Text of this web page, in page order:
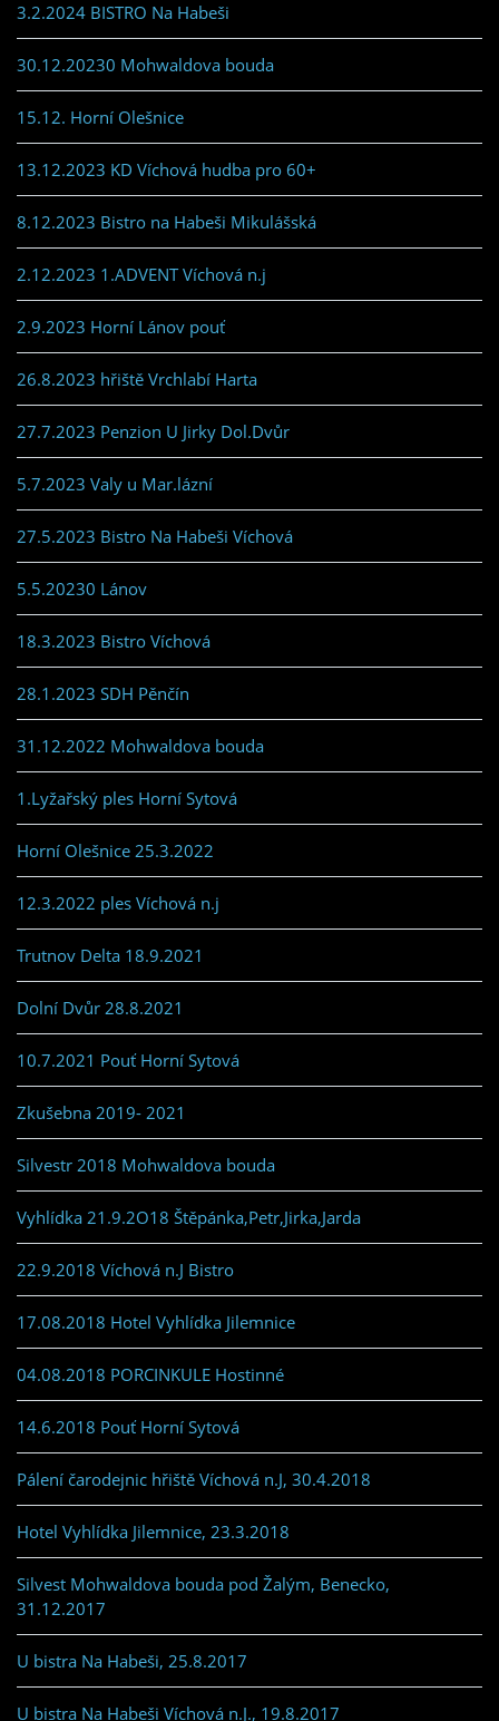
3.2.2024 BISTRO Na Habeši
30.12.20230 Mohwaldova bouda
15.12. Horní Olešnice
13.12.2023 KD Víchová hudba pro 60+
8.12.2023 Bistro na Habeši Mikulášská
2.12.2023 1.ADVENT Víchová n.j
2.9.2023 Horní Lánov pouť
26.8.2023 hřiště Vrchlabí Harta
27.7.2023 Penzion U Jirky Dol.Dvůr
5.7.2023 Valy u Mar.lázní
27.5.2023 Bistro Na Habeši Víchová
5.5.20230 Lánov
18.3.2023 Bistro Víchová
28.1.2023 SDH Pěnčín
31.12.2022 Mohwaldova bouda
1.Lyžařský ples Horní Sytová
Horní Olešnice 25.3.2022
12.3.2022 ples Víchová n.j
Trutnov Delta 18.9.2021
Dolní Dvůr 28.8.2021
10.7.2021 Pouť Horní Sytová
Zkušebna 2019- 2021
Silvestr 2018 Mohwaldova bouda
Vyhlídka 21.9.2O18 Štěpánka,Petr,Jirka,Jarda
22.9.2018 Víchová n.J Bistro
17.08.2018 Hotel Vyhlídka Jilemnice
04.08.2018 PORCINKULE Hostinné
14.6.2018 Pouť Horní Sytová
Pálení čarodejnic hřiště Víchová n.J, 30.4.2018
Hotel Vyhlídka Jilemnice, 23.3.2018
Silvest Mohwaldova bouda pod Žalým, Benecko,
31.12.2017
U bistra Na Habeši, 25.8.2017
U bistra Na Habeši Víchová n.J., 19.8.2017